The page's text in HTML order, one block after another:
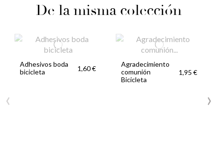
De la misma colección
Adhesivos boda
bicicleta
1,60 €
Agradecimiento
comunión
Bicicleta
1,95 €
‹ ›